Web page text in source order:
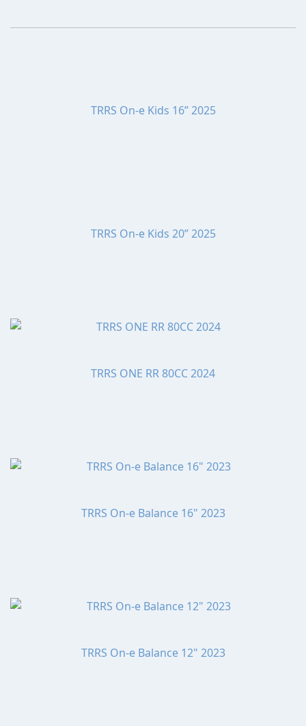
TRRS On-e Kids 16” 2025
TRRS On-e Kids 20” 2025
TRRS ONE RR 80CC 2024
TRRS On-e Balance 16" 2023
TRRS On-e Balance 12" 2023